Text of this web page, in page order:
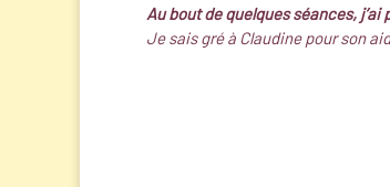
Au bout de quelques séances,
Je sais gré à Claudine pour son